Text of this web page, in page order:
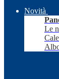
Novità
Le